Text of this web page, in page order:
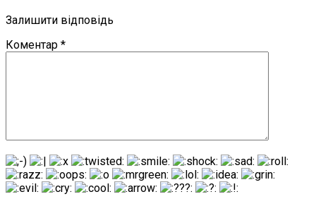
Залишити відповідь
Коментар *